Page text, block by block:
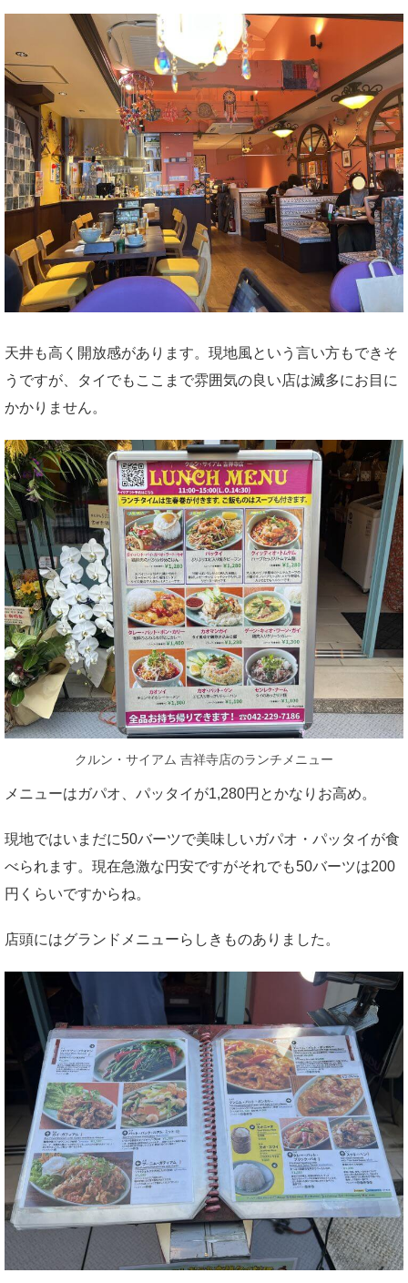
天井も高く開放感があります。現地風という言い方もできそ
うですが、タイでもここまで雰囲気の良い店は滅多にお目に
かかりません。
クルン・サイアム 吉祥寺店のランチメニュー
メニューはガパオ、パッタイが1,280円とかなりお高め。
現地ではいまだに50バーツで美味しいガパオ・パッタイが食
べられます。現在急激な円安ですがそれでも50バーツは200
円くらいですからね。
店頭にはグランドメニューらしきものありました。